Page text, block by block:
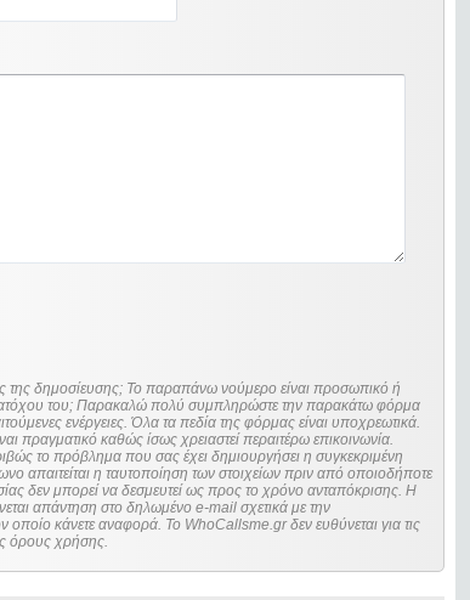
δημοσίευσης; Το παραπάνω νούμερο είναι προσωπικό ή
του; Παρακαλώ πολύ συμπληρώστε την παρακάτω φόρμα
ενέργειες. Όλα τα πεδία της φόρμας είναι υποχρεωτικά.
πραγματικό καθώς ίσως χρειαστεί περαιτέρω επικοινωνία.
το πρόβλημα που σας έχει δημιουργήσει η συγκεκριμένη
δεν μπορεί να δεσμευτεί ως προς το χρόνο ανταπόκρισης. Η
απάντηση στο δηλωμένο e-mail σχετικά με την
οποίο κάνετε αναφορά. Το WhoCallsme.gr δεν ευθύνεται για τις
όρους χρήσης.